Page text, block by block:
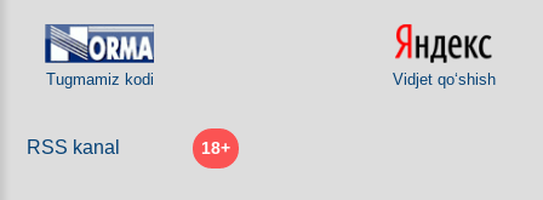
Tugmamiz kodi Vidjet qoʻshish
RSS kanal 18+